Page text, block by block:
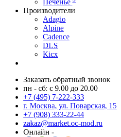
Печенье
Производители
Adagio
Alpine
Cadence
DLS
Kicx
Заказать обратный звонок
пн - сб: с 9.00 до 20.00
+7 (495) 7-222-333
г. Москва, ул. Поварская, 15
+7 (908) 333-22-44
zakaz@market.oc-mod.ru
Онлайн -